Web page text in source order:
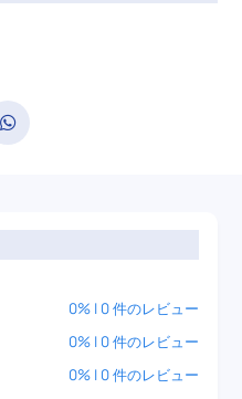
0% | 0 件のレビュー
0% | 0 件のレビュー
0% | 0 件のレビュー